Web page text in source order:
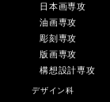
日本画専攻
油画専攻
彫刻専攻
版画専攻
構想設計専攻
デザイン科